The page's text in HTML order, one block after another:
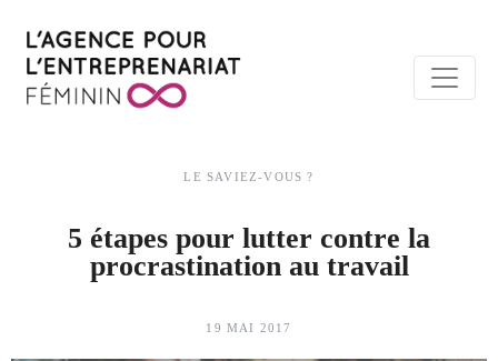
LE SAVIEZ-VOUS ?
5 étapes pour lutter contre la
procrastination au travail
19 MAI 2017